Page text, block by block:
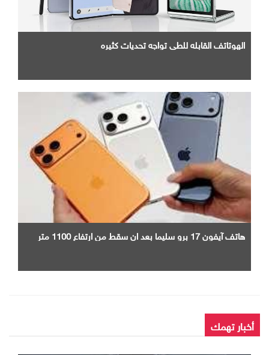
الهوتاتف القابله للطي تواجه تحديات كثيره
هاتف آيفون 17 برو سليما بعد ان سقط من ارتفاع 1100 متر
أخبار تهمك